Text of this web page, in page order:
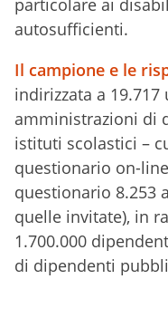
particolare ai
autosufficienti.
Il campione e le
indirizzata a 19.717
amministrazioni di
istituti scolastici –
questionario on-
questionario 8.253
quelle invitate), in
1.700.000
di dipendenti